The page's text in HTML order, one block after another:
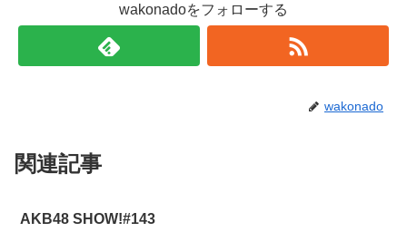
wakonadoをフォローする
wakonado
関連記事
AKB48 SHOW!#143